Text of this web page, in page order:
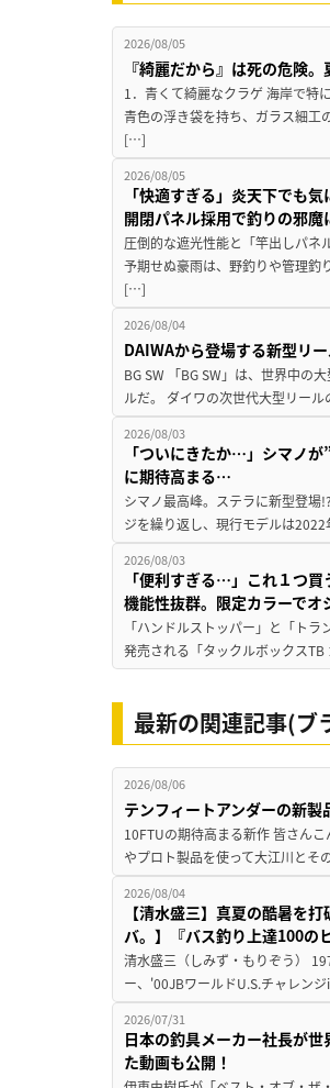
2026/08/05
『綺麗だから』は死の危険
1．青くて綺麗なクラゲ 海岸で特
青色の浮き袋を持ち、ガラス細工
[…]
2026/08/05
「快適すぎる」炎天下でも
開閉パネル採用で釣りの邪魔
圧倒的な遮光性能と「竿出しパネ
予期せぬ豪雨は、野釣りや管理釣
[…]
2026/08/04
DAIWAから登場する新型リ
BG SW 「BG SW」は、世界中の
ルだ。 ダイワの次世代大型リー
2026/08/03
「ついにきたか…」シマノ
に期待高まる…
シマノ最高峰。ステラに新型登場
ジを繰り返し、現行モデルは
2026/08/03
「便利すぎる…」これ１つ
機能性抜群。限定カラーでオ
「ハンドルストッパー」と「ト
発売される「タックルボックス
最新の関連記事(ブ
2026/08/06
テンフィートアンダーの新製
10FTUの期待高まる新作 皆さん
やプロト製品を使って大江川と
2026/08/04
【清水盛三】真夏の酷暑を
バ。】『バス釣り上達100の
清水盛三（しみず・もりぞう）
ー、'00JBワールドU.S.チャレン
2026/07/31
日本の釣具メーカー社長が
た動画も公開！